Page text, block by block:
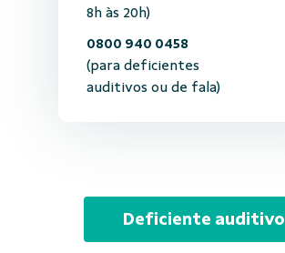
8h às 20h)
0800 940 0458
(para deficientes
auditivos ou de fala)
Deficiente auditivo